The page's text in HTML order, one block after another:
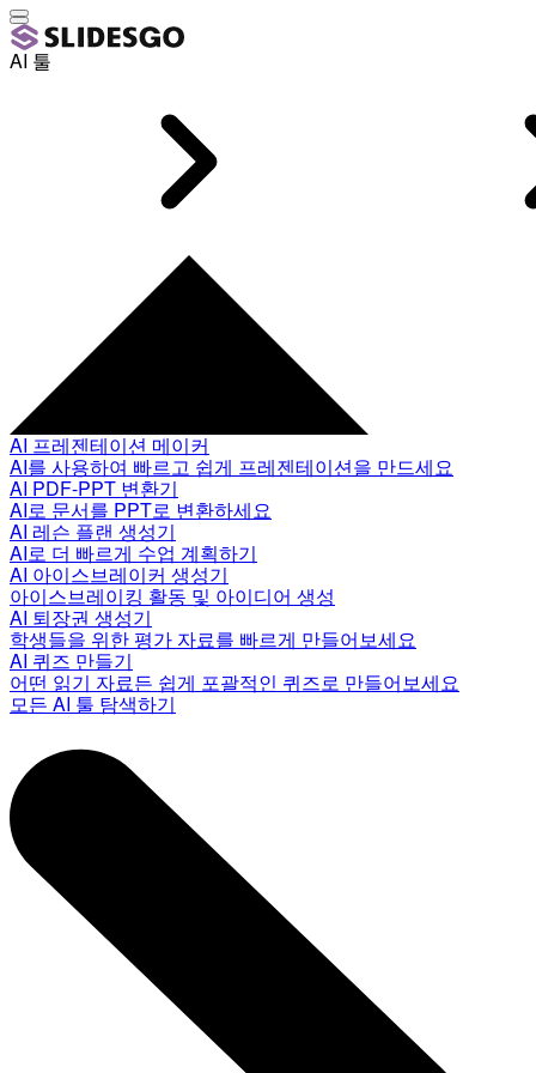
AI 툴
AI 프레젠테이션 메이커
AI를 사용하여 빠르고 쉽게 프레젠테이션을 만드세요
AI PDF-PPT 변환기
AI로 문서를 PPT로 변환하세요
AI 레슨 플랜 생성기
AI로 더 빠르게 수업 계획하기
AI 아이스브레이커 생성기
아이스브레이킹 활동 및 아이디어 생성
AI 퇴장권 생성기
학생들을 위한 평가 자료를 빠르게 만들어보세요
AI 퀴즈 만들기
어떤 읽기 자료든 쉽게 포괄적인 퀴즈로 만들어보세요
모든 AI 툴 탐색하기